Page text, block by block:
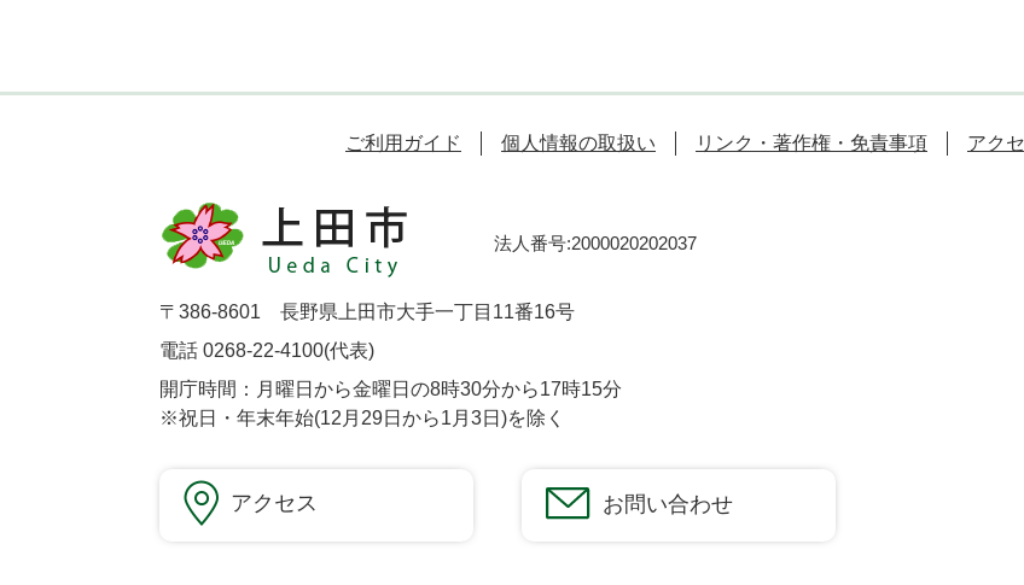
ご利用ガイド 個人情報の取扱い リンク・著作権・免責事項 アク
法人番号:2000020202037
〒386-8601 長野県上田市大手一丁目11番16号
電話 0268-22-4100(代表)
開庁時間：月曜日から金曜日の8時30分から17時15分
※祝日・年末年始(12月29日から1月3日)を除く
アクセス お問い合わせ